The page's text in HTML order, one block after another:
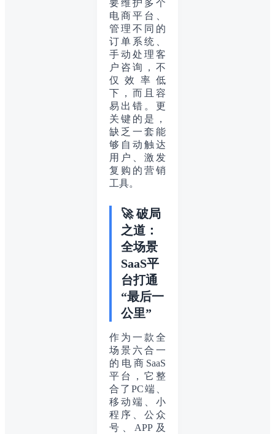
要维护多个
电商平台、
管理不同的
订单系统、
手动处理客
户咨询，不
仅效率低
下，而且容
易出错。更
关键的是，
缺乏一套能
够自动触达
用户、激发
复购的营销
工具。
🚀 破局
之道：
全场景
SaaS平
台打通
“最后一
公里”
作为一款全
场景六合一
的电商SaaS
平台，它整
合了PC端、
移动端、小
程序、公众
号、APP及